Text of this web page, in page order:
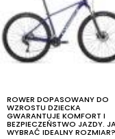
ROWER DOPASOWANY DO
WZROSTU DZIECKA
GWARANTUJE KOMFORT I
BEZPIECZEŃSTWO JAZDY.
WYBRAĆ IDEALNY ROZMIAR?